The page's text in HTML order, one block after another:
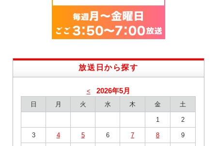
放送日から探す
< 2026年5月
日 月 火 水 木 金 土
1 2
3 4 5 6 7 8 9